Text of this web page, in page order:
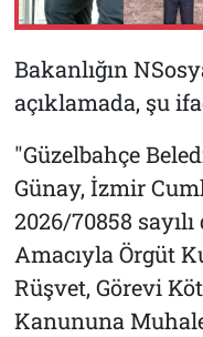
Bakanlığın
açıklamada, şu
"Güzelbahçe
Günay, İzmir
2026/70858
Amacıyla Örgüt
Rüşvet, Görevi
Kanununa